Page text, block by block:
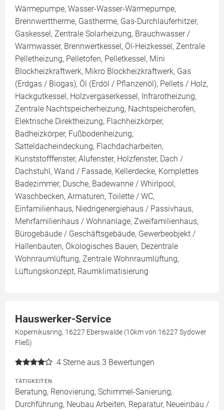
Wärmepumpe, Wasser-Wasser-Wärmepumpe,
Brennwerttherme, Gastherme, Gas-Durchlauferhitzer,
Gaskessel, Zentrale Solarheizung, Brauchwasser /
Warmwasser, Brennwertkessel, Öl-Heizkessel, Zentrale
Pelletheizung, Pelletofen, Pelletkessel, Mini
Blockheizkraftwerk, Mikro Blockheizkraftwerk, Gas
(Erdgas / Biogas), Öl (Erdöl / Pflanzenöl), Pellets / Holz,
Hackgutkessel, Holzvergaserkessel, Infrarotheizung,
Zentrale Nachtspeicherheizung, Nachtspeicherofen,
Elektrische Direktheizung, Flachheizkörper,
Badheizkörper, Fußbodenheizung,
Satteldacheindeckung, Flachdacharbeiten,
Kunststofffenster, Alufenster, Holzfenster, Dach /
Dachstuhl, Wand / Fassade, Kellerdecke, Komplettes
Badezimmer, Dusche, Badewanne / Whirlpool,
Waschbecken, Armaturen, Toilette / WC,
Einfamilienhaus, Niedrigenergiehaus / Passivhaus,
Mehrfamilienhaus / Wohnanlage, Zweifamilienhaus,
Bürogebäude / Geschäftsgebäude, Gewerbeobjekt /
Hallenbauten, Ökologisches Bauen, Dezentrale
Wohnraumlüftung, Zentrale Wohnraumlüftung,
Lüftungskonzept, Raumklimatisierung
Hauswerker-Service
Kopernikusring, 16227 Eberswalde (10km von 16227 Sydower
Fließ)
4 Sterne aus 3 Bewertungen
TÄTIGKEITEN
Beratung, Renovierung, Schimmel-Sanierung,
Durchführung, Neubau Arbeiten, Reparatur, Neueinbau /